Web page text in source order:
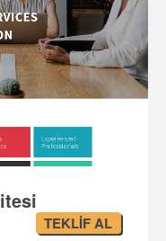
TEKLİF AL